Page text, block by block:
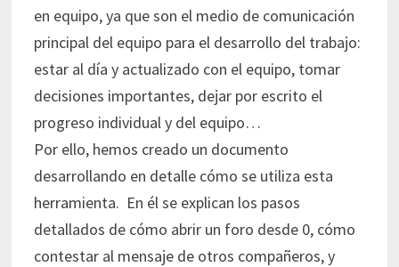
en equipo, ya que son el medio de comunicación
principal del equipo para el desarrollo del trabajo:
estar al día y actualizado con el equipo, tomar
decisiones importantes, dejar por escrito el
progreso individual y del equipo…
Por ello, hemos creado un documento
desarrollando en detalle cómo se utiliza esta
herramienta. En él se explican los pasos
detallados de cómo abrir un foro desde 0, cómo
contestar al mensaje de otros compañeros, y